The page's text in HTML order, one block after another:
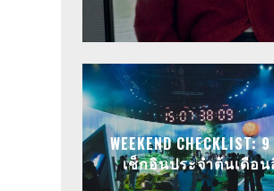
WEEKEND
เช็กอินประจำต้นเดือ